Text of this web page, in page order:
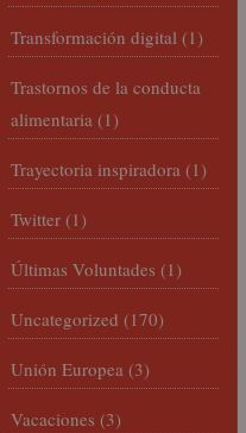
Transformación digital (1)
Trastornos de la conducta
alimentaria (1)
Trayectoria inspiradora (1)
Twitter (1)
Últimas Voluntades (1)
Uncategorized (170)
Unión Europea (3)
Vacaciones (3)